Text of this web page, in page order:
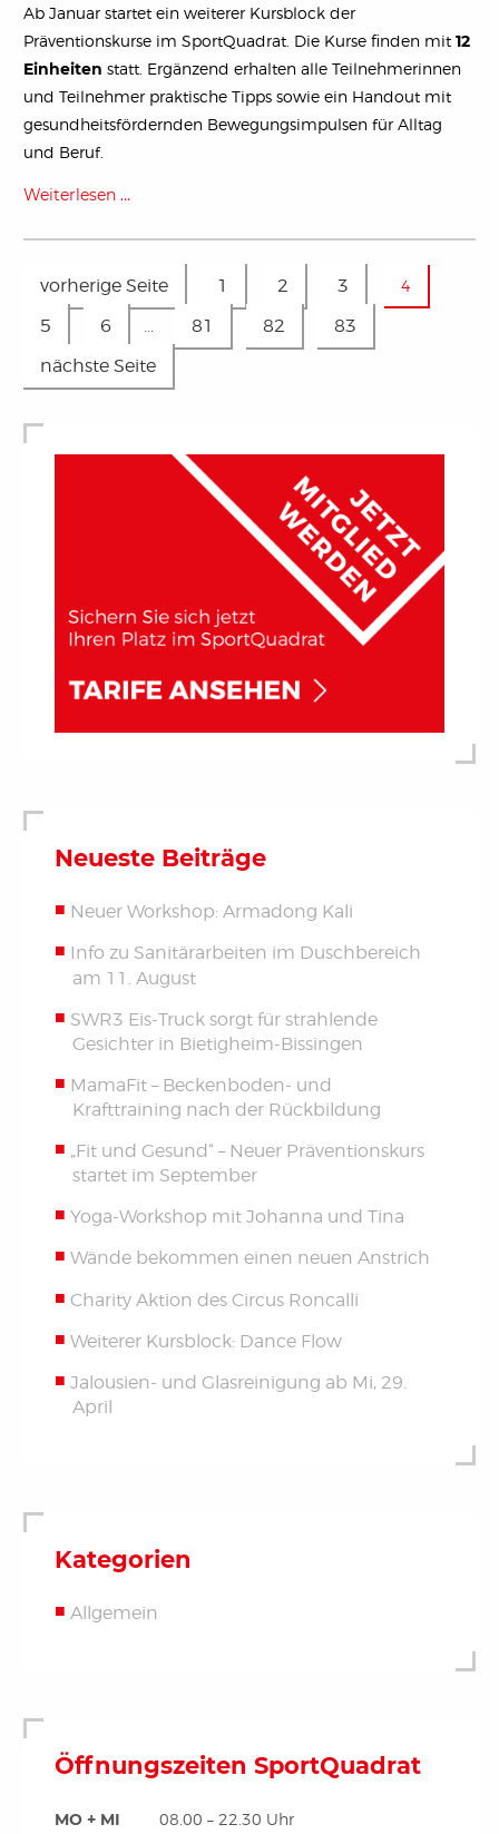
Ab Januar startet ein weiterer Kursblock der
Präventionskurse im SportQuadrat. Die Kurse finden mit 12
Einheiten statt. Ergänzend erhalten alle Teilnehmerinnen
und Teilnehmer praktische Tipps sowie ein Handout mit
gesundheitsfördernden Bewegungsimpulsen für Alltag
und Beruf.
Weiterlesen …
vorherige Seite 1 2 3 4
5 6 … 81 82
83
nächste Seite
Neueste Beiträge
Neuer Workshop: Armadong Kali
Info zu Sanitärarbeiten im Duschbereich
am 11. August
SWR3 Eis-Truck sorgt für strahlende
Gesichter in Bietigheim-Bissingen
MamaFit – Beckenboden- und
Krafttraining nach der Rückbildung
„Fit und Gesund“ – Neuer Präventionskurs
startet im September
Yoga-Workshop mit Johanna und Tina
Wände bekommen einen neuen Anstrich
Charity Aktion des Circus Roncalli
Weiterer Kursblock: Dance Flow
Jalousien- und Glasreinigung ab Mi, 29.
April
Kategorien
Allgemein
Öffnungszeiten SportQuadrat
MO + MI 08.00 – 22.30 Uhr